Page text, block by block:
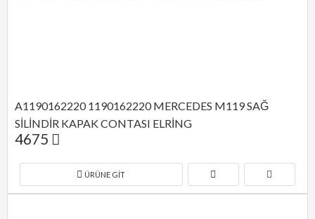
A1190162220 1190162220 MERCEDES M119 SAĞ
SİLİNDİR KAPAK CONTASI ELRİNG
4675
ÜRÜNE GIT